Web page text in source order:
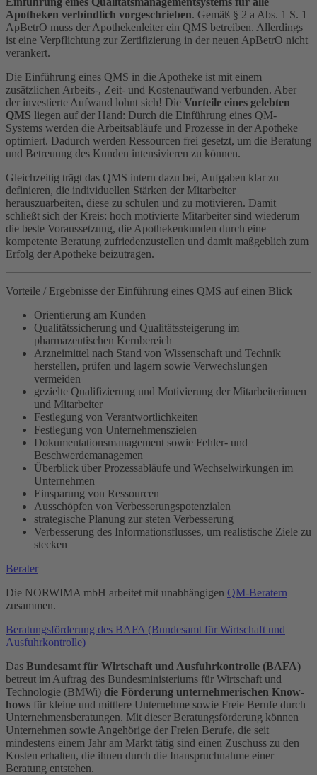
Apotheken verbindlich vorgeschrieben. Gemäß § 2 a Abs. 1 S. 1
ApBetrO muss der Apothekenleiter ein QMS betreiben. Allerdings
ist eine Verpflichtung zur Zertifizierung in der neuen ApBetrO nicht
verankert.
Die Einführung eines QMS in die Apotheke ist mit einem
zusätzlichen Arbeits-, Zeit- und Kostenaufwand verbunden. Aber
der investierte Aufwand lohnt sich! Die Vorteile eines gelebten
QMS liegen auf der Hand: Durch die Einführung eines QM-
Systems werden die Arbeitsabläufe und Prozesse in der Apotheke
optimiert. Dadurch werden Ressourcen frei gesetzt, um die Beratung
und Betreuung des Kunden intensivieren zu können.
Gleichzeitig trägt das QMS intern dazu bei, Aufgaben klar zu
definieren, die individuellen Stärken der Mitarbeiter
herauszuarbeiten, diese zu schulen und zu motivieren. Damit
schließt sich der Kreis: hoch motivierte Mitarbeiter sind wiederum
die beste Voraussetzung, die Apothekenkunden durch eine
kompetente Beratung zufriedenzustellen und damit maßgeblich zum
Erfolg der Apotheke beizutragen.
Vorteile / Ergebnisse der Einführung eines QMS auf einen Blick
Orientierung am Kunden
Qualitätssicherung und Qualitätssteigerung im
pharmazeutischen Kernbereich
Arzneimittel nach Stand von Wissenschaft und Technik
herstellen, prüfen und lagern sowie Verwechslungen
vermeiden
gezielte Qualifizierung und Motivierung der Mitarbeiterinnen
und Mitarbeiter
Festlegung von Verantwortlichkeiten
Festlegung von Unternehmenszielen
Dokumentationsmanagement sowie Fehler- und
Beschwerdemanagemen
Überblick über Prozessabläufe und Wechselwirkungen im
Unternehmen
Einsparung von Ressourcen
Ausschöpfen von Verbesserungspotenzialen
strategische Planung zur steten Verbesserung
Verbesserung des Informationsflusses, um realistische Ziele zu
stecken
Berater
Die NORWIMA mbH arbeitet mit unabhängigen QM-Beratern
zusammen.
Beratungsförderung des BAFA (Bundesamt für Wirtschaft und
Ausfuhrkontrolle)
Das Bundesamt für Wirtschaft und Ausfuhrkontrolle (BAFA)
betreut im Auftrag des Bundesministeriums für Wirtschaft und
Technologie (BMWi) die Förderung unternehmerischen Know-
hows für kleine und mittlere Unternehme sowie Freie Berufe durch
Unternehmensberatungen. Mit dieser Beratungsförderung können
Unternehmen sowie Angehörige der Freien Berufe, die seit
mindestens einem Jahr am Markt tätig sind einen Zuschuss zu den
Kosten erhalten, die ihnen durch die Inanspruchnahme einer
Beratung entstehen.